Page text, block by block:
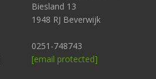
Biesland 13
1948 RJ Beverwijk
0251-748743
[email protected]